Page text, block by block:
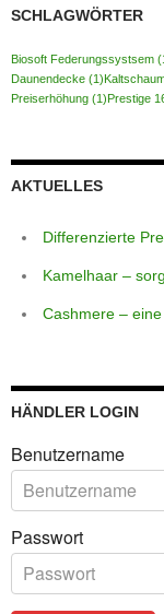
SCHLAGWÖRTER
Biosoft Federungssystsem
Daunendecke (1)
Preiserhöhung (1)Prestige
AKTUELLES
Differenzierte
Kamelhaar –
Cashmere –
HÄNDLER LOGIN
Benutzername
Passwort